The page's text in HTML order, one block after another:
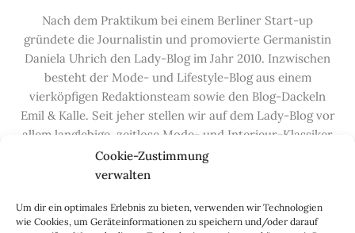
Cookie-Zustimmung
verwalten
Um dir ein optimales Erlebnis zu bieten, verwenden wir Technologien
wie Cookies, um Geräteinformationen zu speichern und/oder darauf
Nach dem Praktikum bei einem Berliner Start-up
gründete die Journalistin und promovierte Germanistin
Daniela Uhrich den Lady-Blog im Jahr 2010. Inzwischen
besteht der Mode- und Lifestyle-Blog aus einem
vierköpfigen Redaktionsteam sowie den Blog-Dackeln
Emil & Kalle. Seit jeher stellen wir auf dem Lady-Blog vor
allem langlebige, zeitlose Mode- und Interieur-Klassiker
vor, die hochwertig verarbeitet und unter guten
Bedingungen hergestellt wurden – gerne „Made in
Handwerksberufe und kleine feine Firmen, denen wir
hier auf dem Blog eine Präsentationsfläche bieten, sowie